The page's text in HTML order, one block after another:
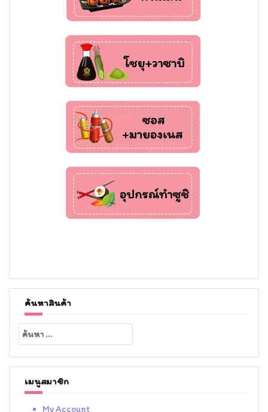
ค้นหาสินค้า
ค้นหา
สำหรับ:
เมนูสมาชิก
My Account